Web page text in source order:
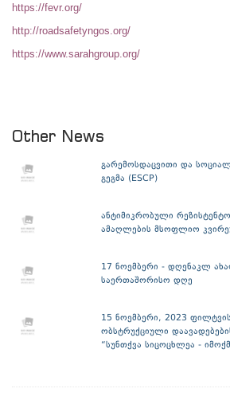
https://fevr.org/
http://roadsafetyngos.org/
https://www.sarahgroup.org/
Other News
გარემოსდაცვითი და
გეგმა (ESCP)
ანტიმიკრობული
ამაღლების მსოფლიო
17 ნოემბერი - დღენაკლ
საერთაშორისო დღე
15 ნოემბერი, 2023
ობსტრუქციული
“სუნთქვა სიცოცხლეა -